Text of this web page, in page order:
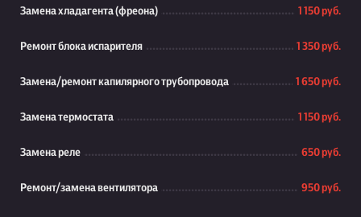
Замена хладагента (фреона) 1 150 руб.
Ремонт блока испарителя 1 350 руб.
Замена/ремонт капилярного трубопровода 1 650 руб.
Замена термостата 1 150 руб.
Замена реле 650 руб.
Ремонт/замена вентилятора 950 руб.